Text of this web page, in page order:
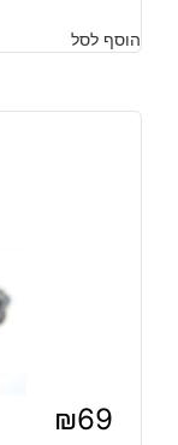
הוסף לסל
₪69